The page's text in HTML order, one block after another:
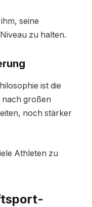
seine
zu halten.
ist die
nach großen
noch stärker
Athleten zu